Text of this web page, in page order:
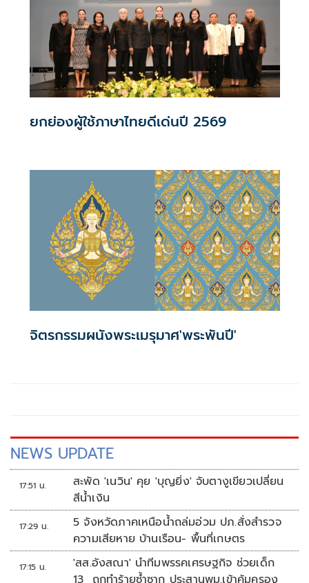
ยกย่องผู้ใช้ภาษาไทยดีเด่นปี 2569
จิตรกรรมผนังพระเมรุมาศ'พระพันปี'
NEWS UPDATE
17:51 น.
สะพัด 'เนวิน' คุย 'บุญยิ่ง' จับตางูเขียวเปลี่ยน
สีน้ำเงิน
17:29 น.
5 จังหวัดภาคเหนือน้ำถล่มอ่วม ปภ.สั่งสำรวจ
ความเสียหาย บ้านเรือน- พื้นที่เกษตร
17:15 น.
'สส.อังสณา' นำทีมพรรคเศรษฐกิจ ช่วยเด็ก